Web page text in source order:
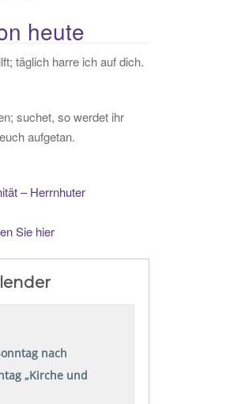
heute
täglich harre ich auf dich.
suchet, so werdet ihr
aufgetan.
– Herrnhuter
Sie hier